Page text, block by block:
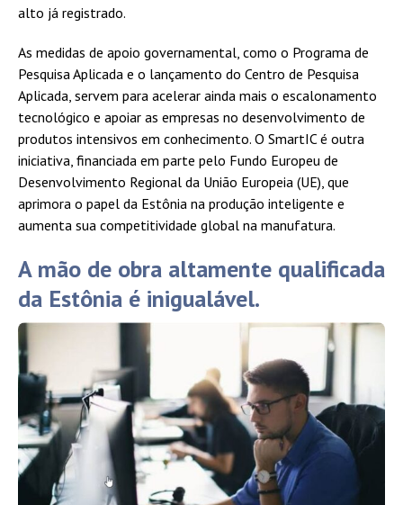
alto já registrado.
As medidas de apoio governamental, como o Programa de
Pesquisa Aplicada e o lançamento do Centro de Pesquisa
Aplicada, servem para acelerar ainda mais o escalonamento
tecnológico e apoiar as empresas no desenvolvimento de
produtos intensivos em conhecimento. O SmartIC é outra
iniciativa, financiada em parte pelo Fundo Europeu de
Desenvolvimento Regional da União Europeia (UE), que
aprimora o papel da Estônia na produção inteligente e
aumenta sua competitividade global na manufatura.
A mão de obra altamente qualificada
da Estônia é inigualável.